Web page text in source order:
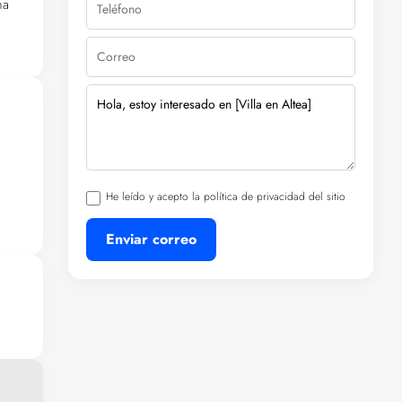
He leído y acepto la política de privacidad del sitio
Enviar correo